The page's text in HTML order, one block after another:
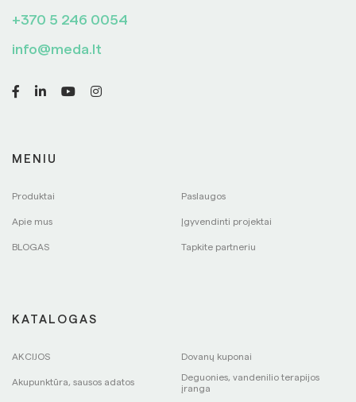
+370 5 246 0054
info@meda.lt
MENIU
Produktai Paslaugos
Apie mus Įgyvendinti projektai
BLOGAS Tapkite partneriu
KATALOGAS
AKCIJOS Dovanų kuponai
Akupunktūra, sausos adatos
Deguonies, vandenilio terapijos
įranga